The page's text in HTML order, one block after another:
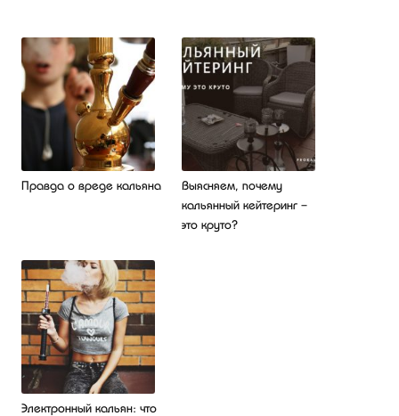
Правда о вреде кальяна
Выясняем, почему
кальянный кейтеринг –
это круто?
Электронный кальян: что